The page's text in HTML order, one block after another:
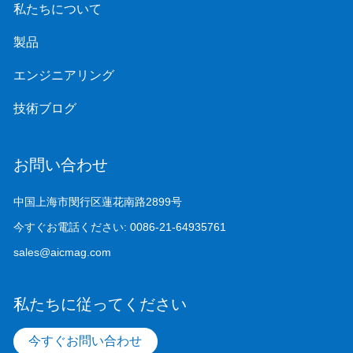
私たちについて
製品
エンジニアリング
技術ブログ
お問い合わせ
中国上海市閔行区蓮花南路2899号
今すぐお電話ください: 0086-21-64935761
sales@aicmag.com
私たちに従ってください
今すぐお問い合わせ